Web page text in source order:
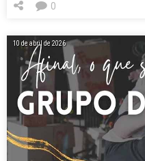
0
10 de abril de 2026